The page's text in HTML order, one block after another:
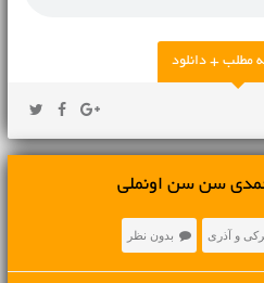
مطلب + دانلود
سن سن اونملی
و آذری بدون نظر